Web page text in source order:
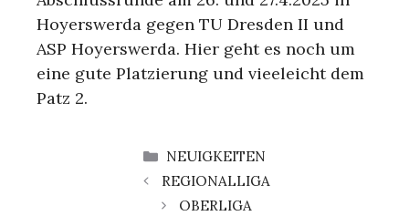
Hoyerswerda gegen TU Dresden II und
ASP Hoyerswerda. Hier geht es noch um
eine gute Platzierung und vieeleicht dem
Patz 2.
KATEGORIEN
NEUIGKEITEN
REGIONALLIGA
OBERLIGA